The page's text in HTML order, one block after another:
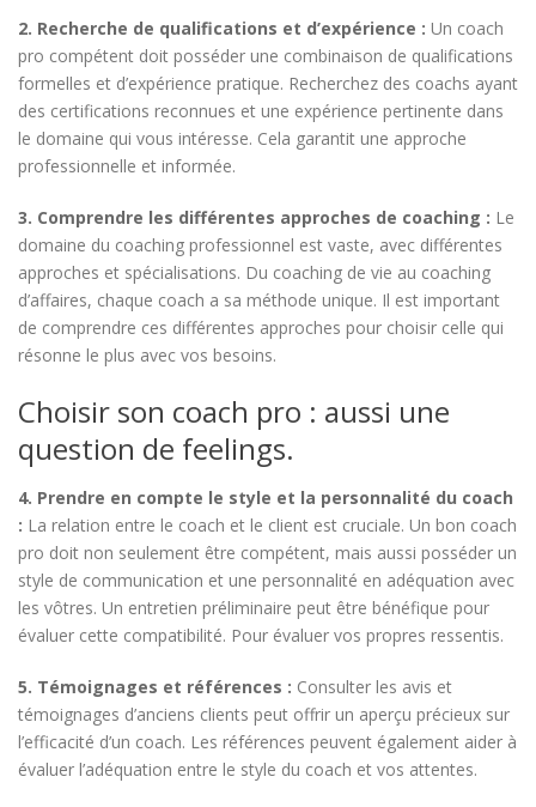
2. Recherche de qualifications et d’expérience : Un coach
pro compétent doit posséder une combinaison de qualifications
formelles et d’expérience pratique. Recherchez des coachs ayant
des certifications reconnues et une expérience pertinente dans
le domaine qui vous intéresse. Cela garantit une approche
professionnelle et informée.
3. Comprendre les différentes approches de coaching : Le
domaine du coaching professionnel est vaste, avec différentes
approches et spécialisations. Du coaching de vie au coaching
d’affaires, chaque coach a sa méthode unique. Il est important
de comprendre ces différentes approches pour choisir celle qui
résonne le plus avec vos besoins.
Choisir son coach pro : aussi une
question de feelings.
4. Prendre en compte le style et la personnalité du coach
: La relation entre le coach et le client est cruciale. Un bon coach
pro doit non seulement être compétent, mais aussi posséder un
style de communication et une personnalité en adéquation avec
les vôtres. Un entretien préliminaire peut être bénéfique pour
évaluer cette compatibilité. Pour évaluer vos propres ressentis.
5. Témoignages et références : Consulter les avis et
témoignages d’anciens clients peut offrir un aperçu précieux sur
l’efficacité d’un coach. Les références peuvent également aider à
évaluer l’adéquation entre le style du coach et vos attentes.